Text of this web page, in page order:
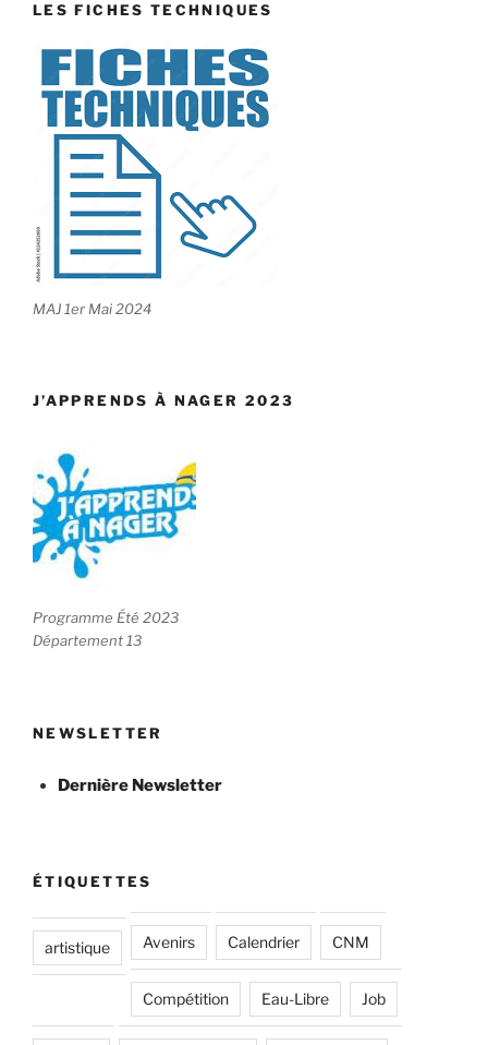
LES FICHES TECHNIQUES
MAJ 1er Mai 2024
J’APPRENDS À NAGER 2023
Programme Été 2023
Département 13
NEWSLETTER
Dernière Newsletter
ÉTIQUETTES
artistique Avenirs Calendrier CNM
Compétition Eau-Libre Job